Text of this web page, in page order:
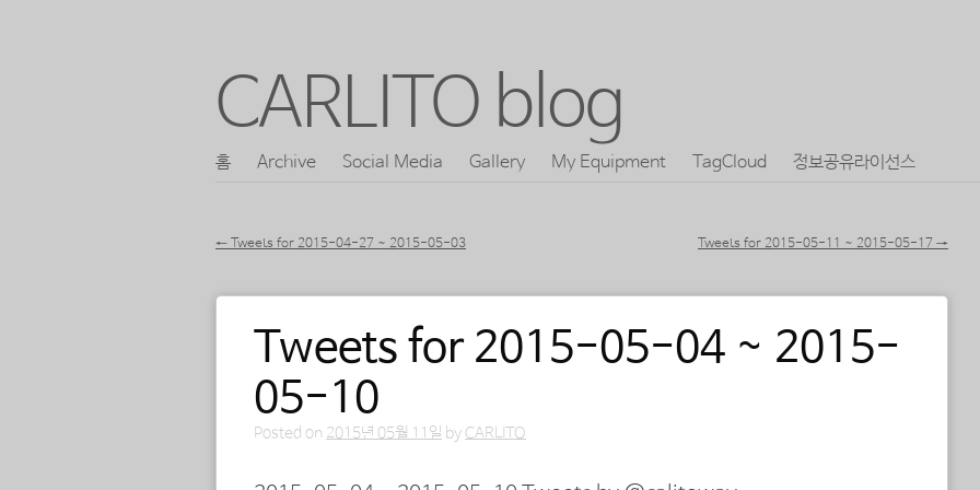
CARLITO blog
콘
바
홈 Archive Social Media Gallery My Equipment TagCloud 정보공유라이선스
포스트 내비게이션
← Tweets for 2015-04-27 ~ 2015-05-03 Tweets for 2015-05-11 ~ 2015-05-17 →
Tweets for 2015-05-04 ~ 2015-
05-10
Posted on 2015년 05월 11일 by CARLITO